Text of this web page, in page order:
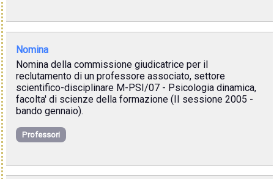
Nomina
Nomina della commissione giudicatrice per il
reclutamento di un professore associato, settore
scientifico-disciplinare M-PSI/07 - Psicologia dinamica,
facolta' di scienze della formazione (II sessione 2005 -
bando gennaio).
Professori